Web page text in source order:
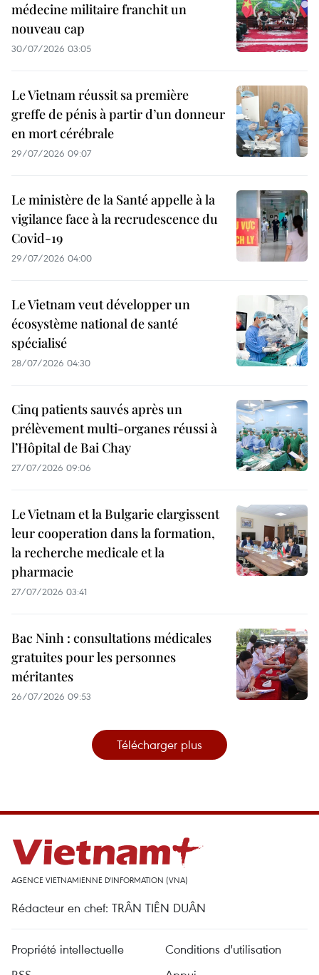
médecine militaire franchit un
nouveau cap
30/07/2026 03:05
Le Vietnam réussit sa première
greffe de pénis à partir d’un donneur
en mort cérébrale
29/07/2026 09:07
Le ministère de la Santé appelle à la
vigilance face à la recrudescence du
Covid-19
29/07/2026 04:00
Le Vietnam veut développer un
écosystème national de santé
spécialisé
28/07/2026 04:30
Cinq patients sauvés après un
prélèvement multi-organes réussi à
l’Hôpital de Bai Chay
27/07/2026 09:06
Le Vietnam et la Bulgarie elargissent
leur cooperation dans la formation,
la recherche medicale et la
pharmacie
27/07/2026 03:41
Bac Ninh : consultations médicales
gratuites pour les personnes
méritantes
26/07/2026 09:53
Télécharger plus
AGENCE VIETNAMIENNE D'INFORMATION (VNA)
Rédacteur en chef: TRÂN TIÊN DUÂN
Propriété intellectuelle
Conditions d'utilisation